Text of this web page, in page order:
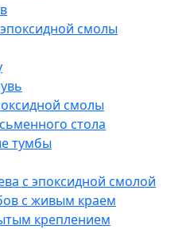
смолы
смолы
стола
тумбы
с эпоксидной смолой
с живым краем
креплением